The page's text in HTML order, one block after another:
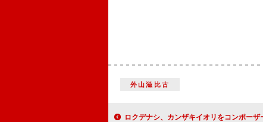
外山滋比古
ロクデナシ、カンザキイオリをコンポーザーに迎えた最新曲「生活の」配信リ